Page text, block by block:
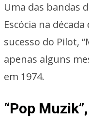
Uma das bandas
Escócia na
sucesso do Pilot,
apenas alguns
em 1974.
“Pop